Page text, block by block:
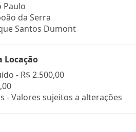
Paulo
da Serra
Santos Dumont
Locação
- R$ 2.500,00
- Valores sujeitos a alterações